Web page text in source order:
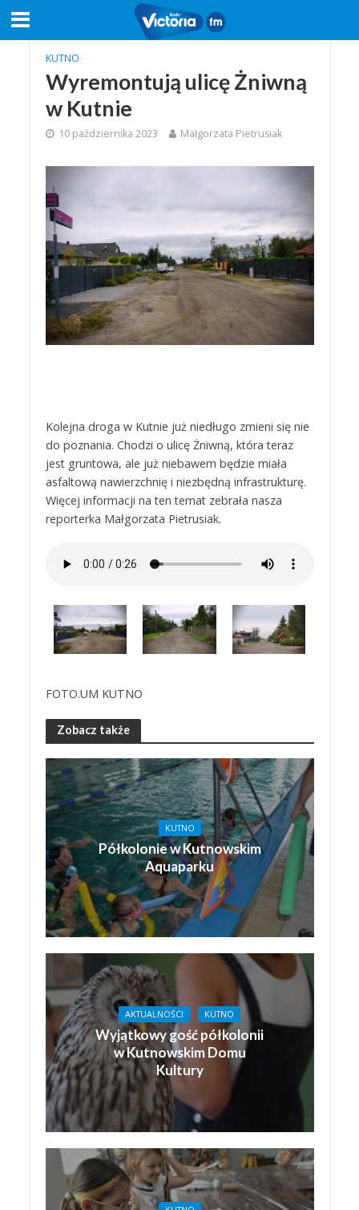
KUTNO
Wyremontują ulicę Żniwną
w Kutnie
10 października 2023 Małgorzata Pietrusiak
Kolejna droga w Kutnie już niedługo zmieni się nie
do poznania. Chodzi o ulicę Żniwną, która teraz
jest gruntowa, ale już niebawem będzie miała
asfaltową nawierzchnię i niezbędną infrastrukturę.
Więcej informacji na ten temat zebrała nasza
reporterka Małgorzata Pietrusiak.
FOTO.UM KUTNO
Zobacz także
KUTNO
Półkolonie w Kutnowskim
Aquaparku
AKTUALNOŚCI KUTNO
Wyjątkowy gość półkolonii
w Kutnowskim Domu
Kultury